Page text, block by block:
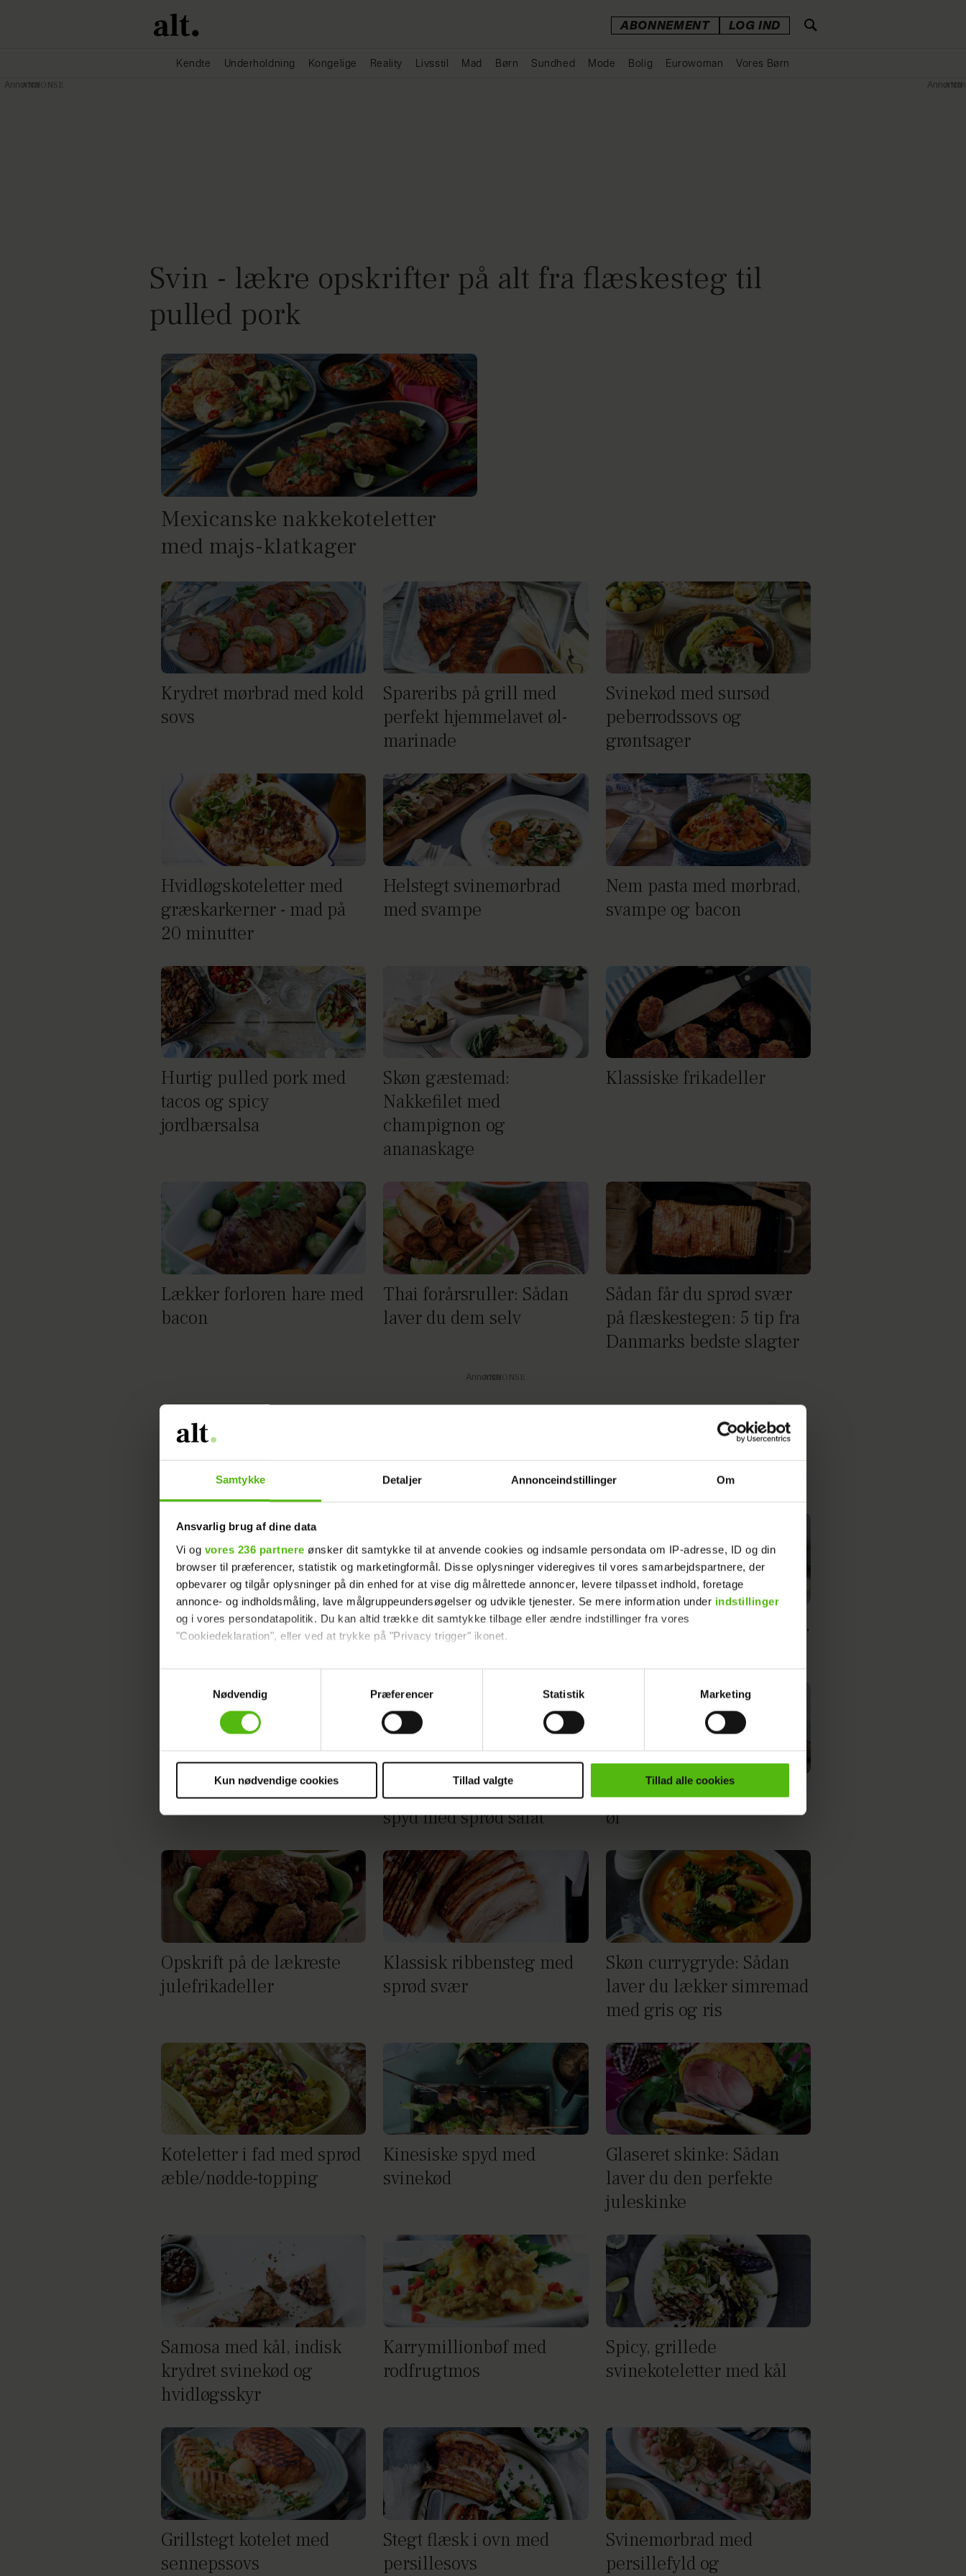
Samtykke Detaljer Annonceindstillinger Om
Ansvarlig brug af dine data
Vi og vores 236 partnere ønsker dit samtykke til at anvende cookies og indsamle persondata om IP-adresse, ID og din
browser til præferencer, statistik og marketingformål. Disse oplysninger videregives til vores samarbejdspartnere, der
opbevarer og tilgår oplysninger på din enhed for at vise dig målrettede annoncer, levere tilpasset indhold, foretage
annonce- og indholdsmåling, lave målgruppeundersøgelser og udvikle tjenester. Se mere information under indstillinger
og i vores persondatapolitik. Du kan altid trække dit samtykke tilbage eller ændre indstillinger fra vores
"Cookiedeklaration", eller ved at trykke på "Privacy trigger" ikonet.
Dine valg anvendes på hele websitet.
Vi ønsker dit samtykke til at indsamle og bruge data for at kunne levere og finansiere relevant journalistisk indhold til dig.
Vi anvender egne cookies og cookies fra tredjeparter til at at optimere dit besøg på vores hjemmeside. Vi indsamler data
sociale medier.
cookies, samarbejdspartnere og behandling af dine personoplysninger i forbindelse hermed i både
Nødvendig
Præferencer Statistik Marketing
Kun nødvendige cookies Tillad valgte Tillad alle cookies
ABONNEMENT LOG IND
Kendte Underholdning Kongelige Reality Livsstil Mad Børn Sundhed Mode Bolig Eurowoman Vores Børn
Svin - lækre opskrifter på alt fra flæskesteg til
pulled pork
Mexicanske nakkekoteletter
med majs-klatkager
Krydret mørbrad med kold
sovs
Spareribs på grill med
perfekt hjemmelavet øl-
marinade
Svinekød med sursød
peberrodssovs og
grøntsager
Hvidløgskoteletter med
græskarkerner - mad på
20 minutter
Helstegt svinemørbrad
med svampe
Nem pasta med mørbrad,
svampe og bacon
Hurtig pulled pork med
tacos og spicy
jordbærsalsa
Skøn gæstemad:
Nakkefilet med
champignon og
ananaskage
Klassiske frikadeller
Lækker forloren hare med
bacon
Thai forårsruller: Sådan
laver du dem selv
Sådan får du sprød svær
på flæskestegen: 5 tip fra
Danmarks bedste slagter
Annonce
Verdens bedste stegt
flæsk med persillesauce
Nemme koteletter i fad:
Her er 3 lækre opskrifter
Mørbradgryde med bacon,
Lækker skinkestang
Ingefærkrydret gris på
spyd med sprød salat
Braiserede svinekæber i
øl
Opskrift på de lækreste
julefrikadeller
Klassisk ribbensteg med
sprød svær
Skøn currygryde: Sådan
laver du lækker simremad
med gris og ris
Koteletter i fad med sprød
æble/nødde-topping
Kinesiske spyd med
svinekød
Glaseret skinke: Sådan
laver du den perfekte
juleskinke
Samosa med kål, indisk
krydret svinekød og
hvidløgsskyr
Karrymillionbøf med
rodfrugtmos
Spicy, grillede
svinekoteletter med kål
Grillstegt kotelet med
sennepssovs
Stegt flæsk i ovn med
persillesovs
Svinemørbrad med
persillefyld og
Annonce Annonce